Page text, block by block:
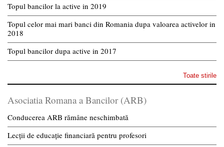
Topul bancilor la active in 2019
Topul celor mai mari banci din Romania dupa valoarea activelor in
2018
Topul bancilor dupa active in 2017
Toate stirile
Asociatia Romana a Bancilor (ARB)
Conducerea ARB rămâne neschimbată
Lecții de educație financiară pentru profesori